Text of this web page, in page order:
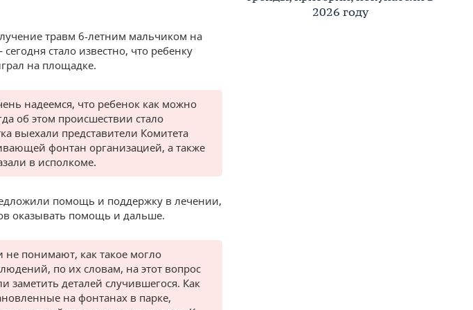
травм 6-летним мальчиком на
стало известно, что ребенку
на площадке.
надеемся, что ребенок как можно
об этом происшествии стало
выехали представители Комитета
фонтан организацией, а также
в исполкоме.
помощь и поддержку в лечении,
оказывать помощь и дальше.
понимают, как такое могло
по их словам, на этот вопрос
заметить деталей случившегося. Как
на фонтанах в парке,
2026 году